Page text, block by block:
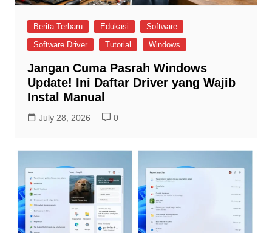
Berita Terbaru Edukasi
Software
Software Driver
Tutorial Windows
Jangan Cuma Pasrah Windows
Update! Ini Daftar Driver yang Wajib
Instal Manual
July 28, 2026 0